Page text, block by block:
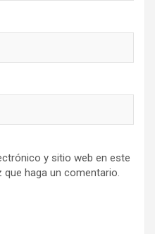
y sitio web en este
que haga un comentario.